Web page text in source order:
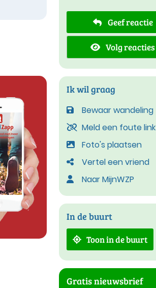
Geef reactie
Volg reacties
Ik wil graag
Bewaar wandeling
Meld een foute link
Foto's plaatsen
Vertel een vriend
Naar MijnWZP
In de buurt
Toon in de buurt
Gratis nieuwsbrief